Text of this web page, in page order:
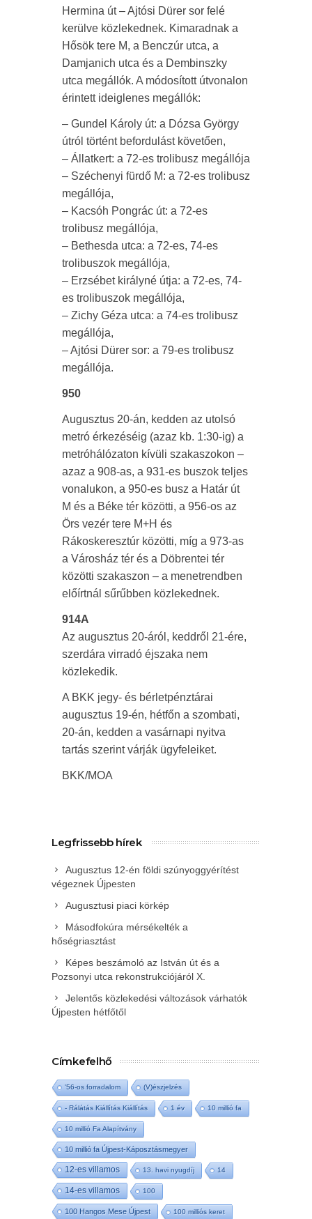
Hermina út – Ajtósi Dürer sor felé
kerülve közlekednek. Kimaradnak a
Hősök tere M, a Benczúr utca, a
Damjanich utca és a Dembinszky
utca megállók. A módosított útvonalon
érintett ideiglenes megállók:
– Gundel Károly út: a Dózsa György
útról történt befordulást követően,
– Állatkert: a 72-es trolibusz megállója
– Széchenyi fürdő M: a 72-es trolibusz
megállója,
– Kacsóh Pongrác út: a 72-es
trolibusz megállója,
– Bethesda utca: a 72-es, 74-es
trolibuszok megállója,
– Erzsébet királyné útja: a 72-es, 74-
es trolibuszok megállója,
– Zichy Géza utca: a 74-es trolibusz
megállója,
– Ajtósi Dürer sor: a 79-es trolibusz
megállója.
950
Augusztus 20-án, kedden az utolsó
metró érkezéséig (azaz kb. 1:30-ig) a
metróhálózaton kívüli szakaszokon –
azaz a 908-as, a 931-es buszok teljes
vonalukon, a 950-es busz a Határ út
M és a Béke tér közötti, a 956-os az
Örs vezér tere M+H és
Rákoskeresztúr közötti, míg a 973-as
a Városház tér és a Döbrentei tér
közötti szakaszon – a menetrendben
előírtnál sűrűbben közlekednek.
914A
Az augusztus 20-áról, keddről 21-ére,
szerdára virradó éjszaka nem
közlekedik.
A BKK jegy- és bérletpénztárai
augusztus 19-én, hétfőn a szombati,
20-án, kedden a vasárnapi nyitva
tartás szerint várják ügyfeleiket.
BKK/MOA
Legfrissebb hírek
Augusztus 12-én földi szúnyoggyérítést
végeznek Újpesten
Augusztusi piaci körkép
Másodfokúra mérsékelték a
hőségriasztást
Képes beszámoló az István út és a
Pozsonyi utca rekonstrukciójáról X.
Jelentős közlekedési változások várhatók
Újpesten hétfőtől
Címkefelhő
'56-os forradalom (V)észjelzés
- Rálátás Kiállítás Kiállítás 1 év 10 millió fa
10 millió Fa Alapítvány
10 millió fa Újpest-Káposztásmegyer
12-es villamos 13. havi nyugdíj 14
14-es villamos 100
100 Hangos Mese Újpest 100 milliós keret